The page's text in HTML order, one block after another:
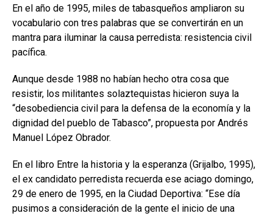
En el año de 1995, miles de tabasqueños ampliaron su
vocabulario con tres palabras que se convertirán en un
mantra para iluminar la causa perredista: resistencia civil
pacífica.
Aunque desde 1988 no habían hecho otra cosa que
resistir, los militantes solaztequistas hicieron suya la
“desobediencia civil para la defensa de la economía y la
dignidad del pueblo de Tabasco”, propuesta por Andrés
Manuel López Obrador.
En el libro Entre la historia y la esperanza (Grijalbo, 1995),
el ex candidato perredista recuerda ese aciago domingo,
29 de enero de 1995, en la Ciudad Deportiva: “Ese día
pusimos a consideración de la gente el inicio de una